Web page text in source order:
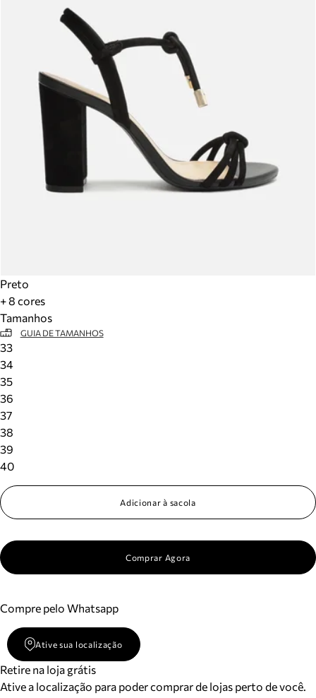
Preto
+ 8 cores
Tamanhos
GUIA DE TAMANHOS
33
34
35
36
37
38
39
40
Adicionar à sacola
Comprar Agora
Compre pelo Whatsapp
Ative sua localização
Retire na loja grátis
Ative a localização para poder comprar de lojas perto de você.